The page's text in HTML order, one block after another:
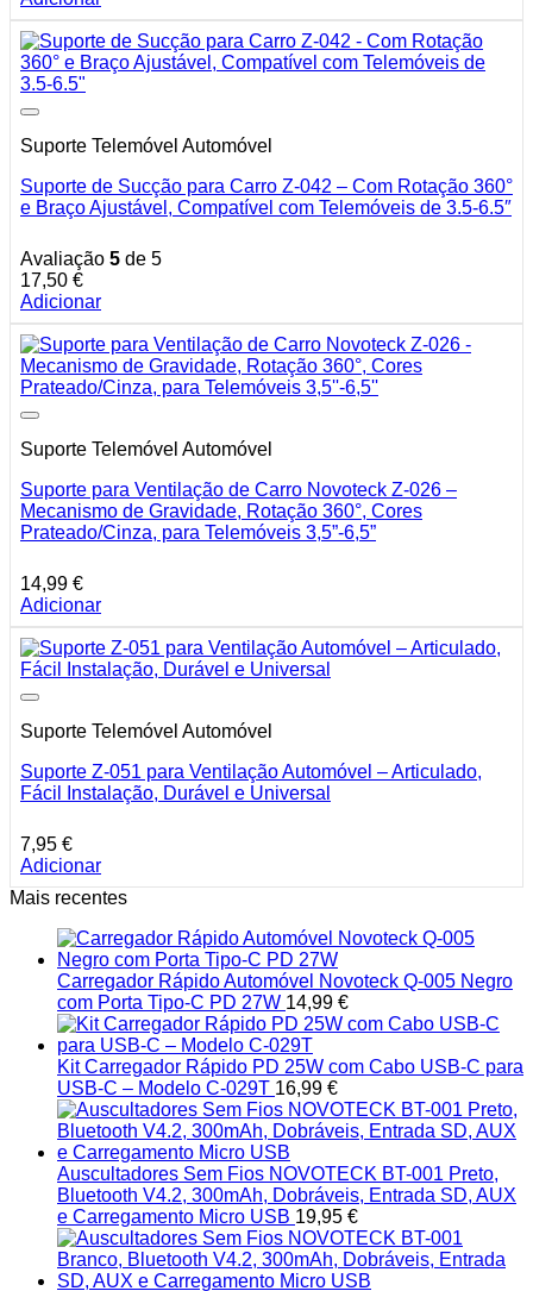
Suporte Telemóvel Automóvel
Suporte de Sucção para Carro Z-042 – Com Rotação 360°
e Braço Ajustável, Compatível com Telemóveis de 3.5-6.5″
Avaliação 5 de 5
17,50 €
Adicionar
Suporte Telemóvel Automóvel
Suporte para Ventilação de Carro Novoteck Z-026 –
Mecanismo de Gravidade, Rotação 360°, Cores
Prateado/Cinza, para Telemóveis 3,5”-6,5”
14,99 €
Adicionar
Suporte Telemóvel Automóvel
Suporte Z-051 para Ventilação Automóvel – Articulado,
Fácil Instalação, Durável e Universal
7,95 €
Adicionar
Mais recentes
Carregador Rápido Automóvel Novoteck Q-005 Negro
com Porta Tipo-C PD 27W 14,99 €
Kit Carregador Rápido PD 25W com Cabo USB-C para
USB-C – Modelo C-029T 16,99 €
Auscultadores Sem Fios NOVOTECK BT-001 Preto,
Bluetooth V4.2, 300mAh, Dobráveis, Entrada SD, AUX
e Carregamento Micro USB 19,95 €